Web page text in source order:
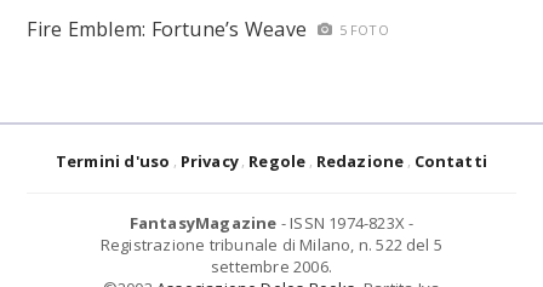
Fire Emblem: Fortune’s Weave 5 FOTO
Termini d'uso Privacy Regole Redazione Contatti
FantasyMagazine - ISSN 1974-823X -
Registrazione tribunale di Milano, n. 522 del 5
settembre 2006.